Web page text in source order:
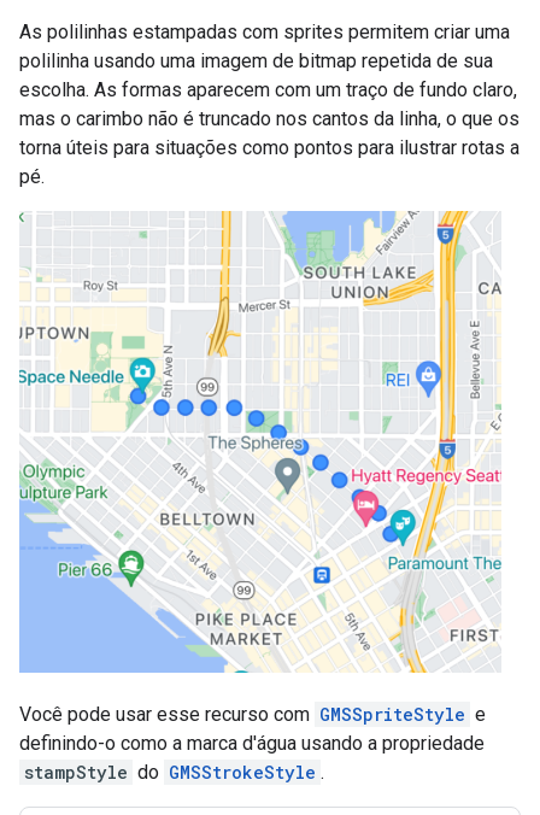
As polilinhas estampadas com sprites permitem criar uma
polilinha usando uma imagem de bitmap repetida de sua
escolha. As formas aparecem com um traço de fundo claro,
mas o carimbo não é truncado nos cantos da linha, o que os
torna úteis para situações como pontos para ilustrar rotas a
pé.
Você pode usar esse recurso com GMSSpriteStyle e
definindo-o como a marca d'água usando a propriedade
stampStyle do GMSStrokeStyle .